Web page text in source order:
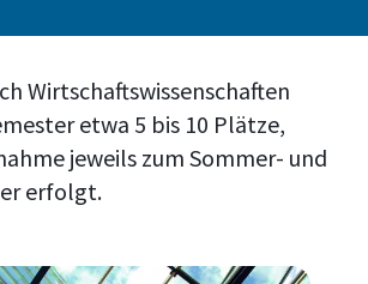
Wirtschaftswissenschaften
etwa 5 bis 10 Plätze,
jeweils zum Sommer- und
erfolgt.